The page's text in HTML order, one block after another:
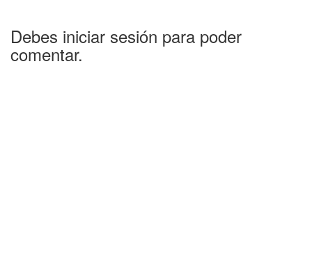
Debes iniciar sesión para poder
comentar.